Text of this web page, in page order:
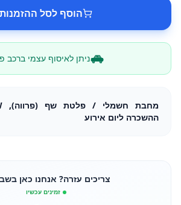
הוסף לסל ההזמנות
ניתן לאיסוף עצמי ברכב
ההשכרה ליום אירוע
צריכים עזרה? אנחנו כאן
זמינים עכשיו